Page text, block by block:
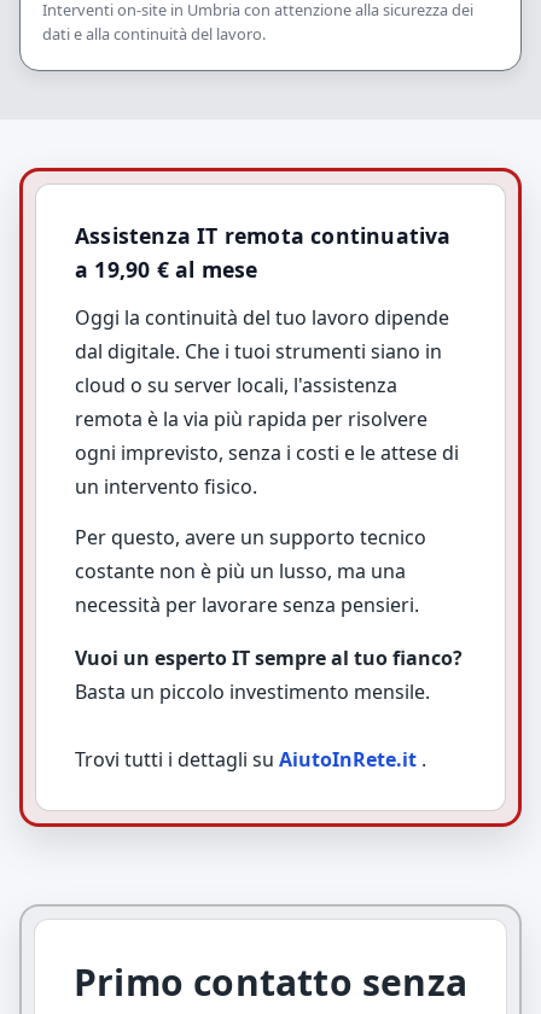
Interventi on-site in Umbria con attenzione alla sicurezza dei
dati e alla continuità del lavoro.
Assistenza IT remota continuativa
a 19,90 € al mese
Oggi la continuità del tuo lavoro dipende
dal digitale. Che i tuoi strumenti siano in
cloud o su server locali, l'assistenza
remota è la via più rapida per risolvere
ogni imprevisto, senza i costi e le attese di
un intervento fisico.
Per questo, avere un supporto tecnico
costante non è più un lusso, ma una
necessità per lavorare senza pensieri.
Vuoi un esperto IT sempre al tuo fianco?
Basta un piccolo investimento mensile.
Trovi tutti i dettagli su AiutoInRete.it .
Primo contatto senza